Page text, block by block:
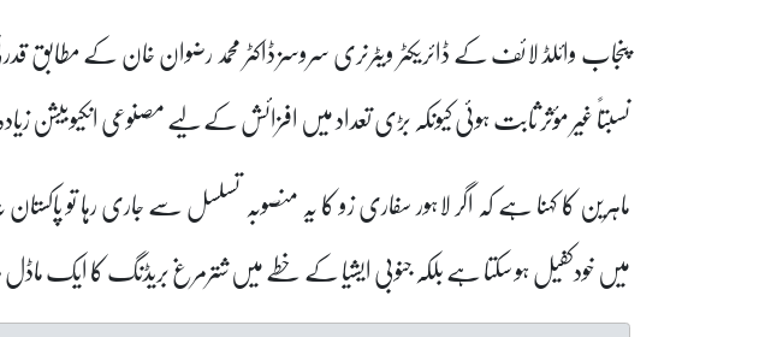
پنجاب وائلڈ لائف کے ڈائریکٹر ویٹرنری سروسز ڈاکٹر محمد رضوان خان کے مطابق
نسبتاً غیر مؤثر ثابت ہوئی کیونکہ بڑی تعداد میں افزائش کے لیے مصنوعی انکیوبیشن
ماہرین کا کہنا ہے کہ اگر لاہور سفاری زو کا یہ منصوبہ تسلسل سے جاری رہا تو
میں خودکفیل ہو سکتا ہے بلکہ جنوبی ایشیا کے خطے میں شترمرغ بریڈنگ کا ایک